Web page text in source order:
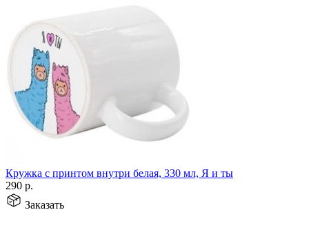
Кружка с принтом внутри белая, 330 мл, Я и ты
290 р.
Заказать